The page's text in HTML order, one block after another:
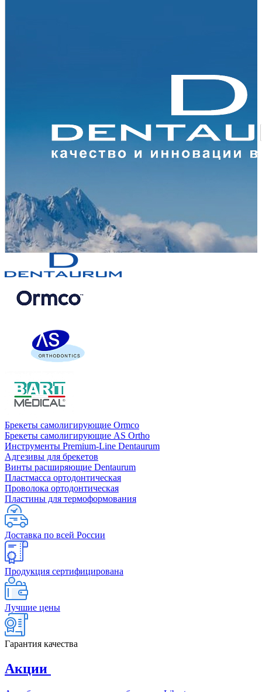
Брекеты самолигирующие Ormco
Брекеты самолигирующие AS Ortho
Инструменты Premium-Line Dentaurum
Адгезивы для брекетов
Винты расширяющие Dentaurum
Пластмасса ортодонтическая
Проволока ортодонтическая
Пластины для термоформования
Доставка по всей России
Продукция сертифицирована
Лучшие цены
Гарантия качества
Акции